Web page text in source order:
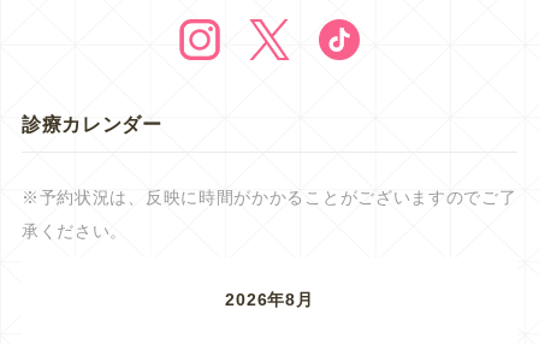
診療カレンダー
※予約状況は、反映に時間がかかることがございますのでご了
承ください。
2026年8月